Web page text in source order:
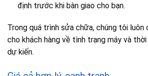
định trước khi bàn giao cho bạn.
Trong quá trình sửa chữa, chúng tôi
cho khách hàng về tình trạng máy và thời
dự kiến.